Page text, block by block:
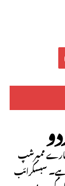
ممبرشپ
سبسکرائب